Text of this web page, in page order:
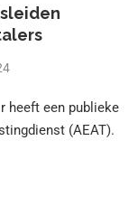
heeft een publieke
(AEAT).